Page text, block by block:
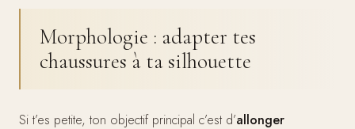
Morphologie : adapter tes
chaussures à ta silhouette
Si t’es petite, ton objectif principal c’est d’allonger